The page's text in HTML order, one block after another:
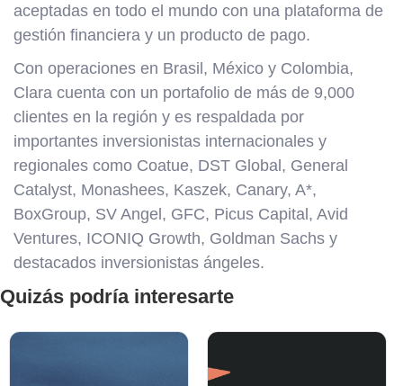
aceptadas en todo el mundo con una plataforma de
gestión financiera y un producto de pago.
Con operaciones en Brasil, México y Colombia,
Clara cuenta con un portafolio de más de 9,000
clientes en la región y es respaldada por
importantes inversionistas internacionales y
regionales como Coatue, DST Global, General
Catalyst, Monashees, Kaszek, Canary, A*,
BoxGroup, SV Angel, GFC, Picus Capital, Avid
Ventures, ICONIQ Growth, Goldman Sachs y
destacados inversionistas ángeles.
Quizás podría interesarte